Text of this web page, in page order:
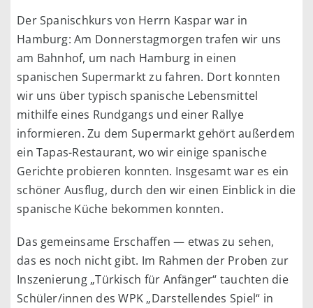
Der Spanischkurs von Herrn Kaspar war in
Hamburg: Am Donnerstagmorgen trafen wir uns
am Bahnhof, um nach Hamburg in einen
spanischen Supermarkt zu fahren. Dort konnten
wir uns über typisch spanische Lebensmittel
mithilfe eines Rundgangs und einer Rallye
informieren. Zu dem Supermarkt gehört außerdem
ein Tapas-Restaurant, wo wir einige spanische
Gerichte probieren konnten. Insgesamt war es ein
schöner Ausflug, durch den wir einen Einblick in die
spanische Küche bekommen konnten.
Das gemeinsame Erschaffen — etwas zu sehen,
das es noch nicht gibt. Im Rahmen der Proben zur
Inszenierung „Türkisch für Anfänger“ tauchten die
Schüler/innen des WPK „Darstellendes Spiel“ in